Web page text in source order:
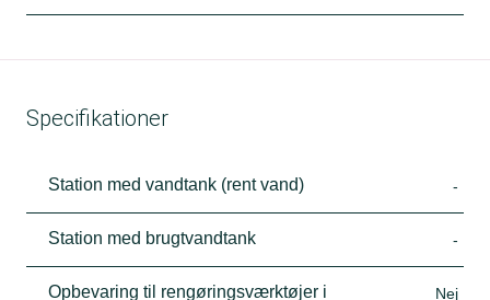
Specifikationer
Station med vandtank (rent vand) -
Station med brugtvandtank -
Opbevaring til rengøringsværktøjer i
Nej